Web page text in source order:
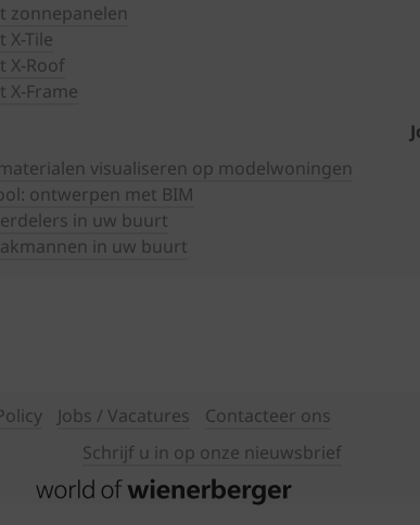
zonnepanelen
X-Tile
X-Roof
X-Frame
visualiseren op modelwoningen
ontwerpen met BIM
in uw buurt
in uw buurt
Jobs / Vacatures
Contacteer ons
Schrijf u in op onze nieuwsbrief